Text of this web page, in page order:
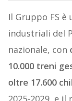
Il Gruppo FS
industriali del
nazionale, con
10.000 treni
oltre 17.600
2025-2029, e